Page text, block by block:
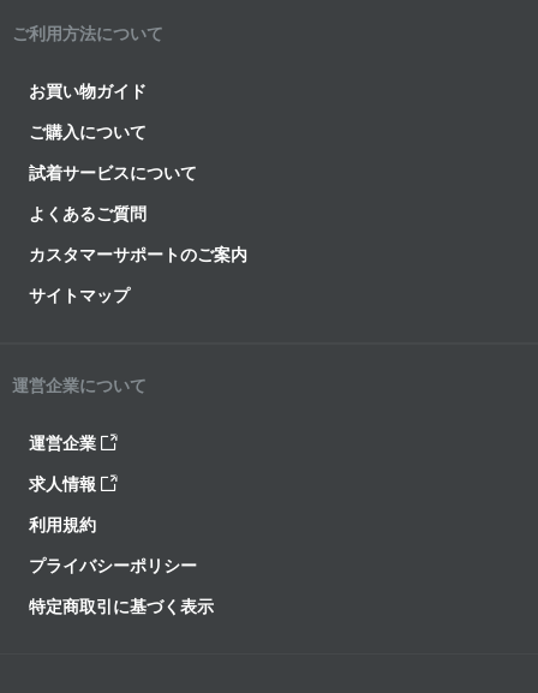
ご利用方法について
お買い物ガイド
ご購入について
試着サービスについて
よくあるご質問
カスタマーサポートのご案内
サイトマップ
運営企業について
運営企業
求人情報
利用規約
プライバシーポリシー
特定商取引に基づく表示